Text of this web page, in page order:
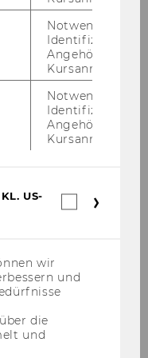
nicht
Notwendig zur
Identifizierung
Angehörige/r für
Kursanmeldung.
Notwendig zur
Identifizierung
Angehörige/r für
Kursanmeldung.
US-
wir
und
die
und